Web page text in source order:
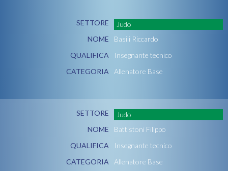
SETTORE
Judo
NOME
Basili Riccardo
QUALIFICA
Insegnante tecnico
CATEGORIA
Allenatore Base
SETTORE
Judo
NOME
Battistoni Filippo
QUALIFICA
Insegnante tecnico
CATEGORIA
Allenatore Base